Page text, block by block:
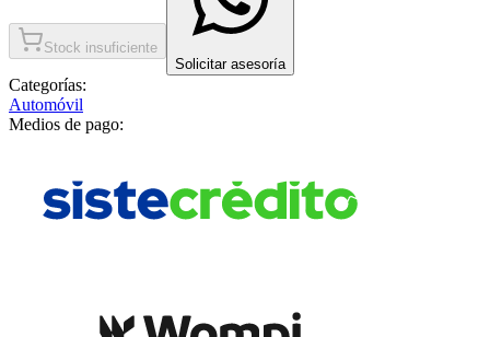
Stock insuficiente
Solicitar asesoría
Categorías:
Automóvil
Medios de pago: